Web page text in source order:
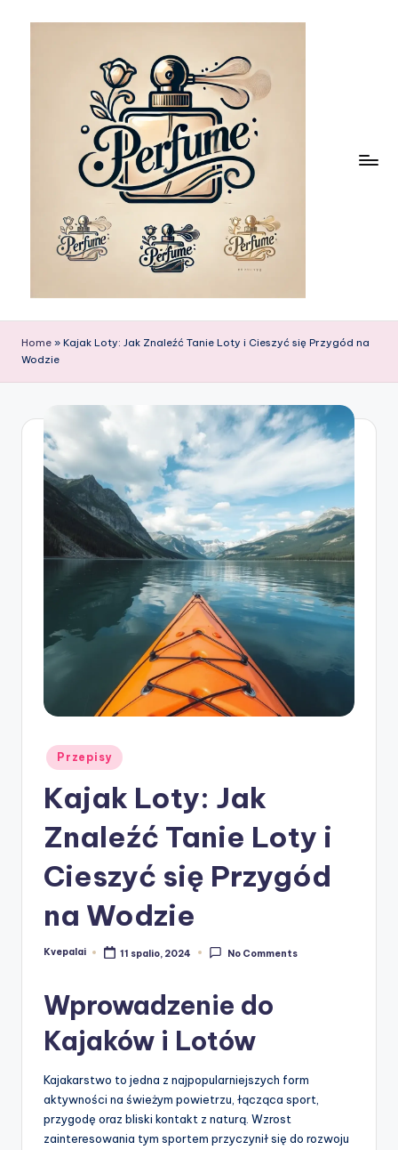
Home » Kajak Loty: Jak Znaleźć Tanie Loty i Cieszyć się Przygód na
Wodzie
Posted
in
Przepisy
Kajak Loty: Jak
Znaleźć Tanie Loty i
Cieszyć się Przygód
na Wodzie
Posted
Kvepalai 11 spalio, 2024 No Comments
Wprowadzenie do
Kajaków i Lotów
Kajakarstwo to jedna z najpopularniejszych form
aktywności na świeżym powietrzu, łącząca sport,
przygodę oraz bliski kontakt z naturą. Wzrost
zainteresowania tym sportem przyczynił się do rozwoju